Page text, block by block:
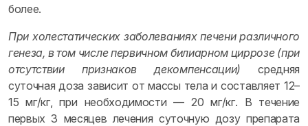
более.
При холестатических заболеваниях печени различного
генеза, в том числе первичном билиарном циррозе (при
отсутствии признаков декомпенсации) средняя
суточная доза зависит от массы тела и составляет 12–
15 мг/кг, при необходимости — 20 мг/кг. В течение
первых 3 месяцев лечения суточную дозу препарата